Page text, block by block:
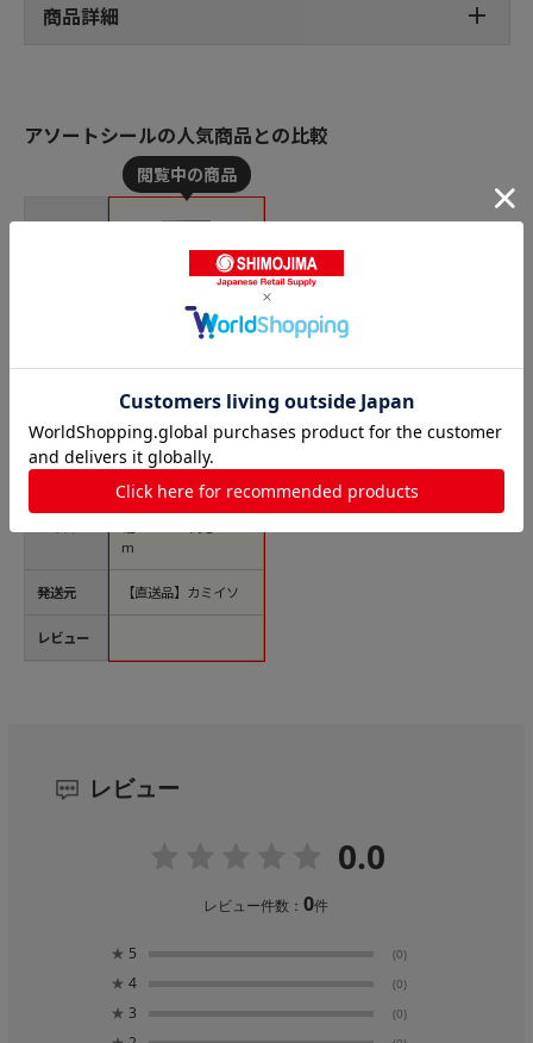
商品詳細
アソートシールの人気商品との比較
商品名
価格(税
発送元
レビュー
カミイソ SAIEN マ
スキングシール 田
1冊（ご注文単位1
冊）【直送品】
￥228
m
【直送品】カミイソ
レビュー
0.0
レビュー件数：0件
★ 5 (0)
★ 4 (0)
★ 3 (0)